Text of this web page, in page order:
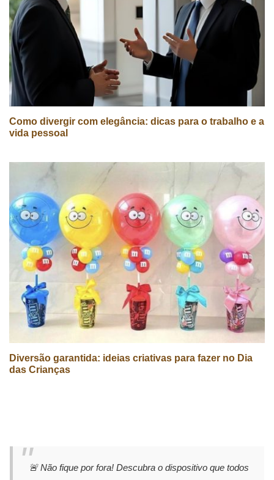
Como divergir com elegância: dicas para o trabalho e a
vida pessoal
Diversão garantida: ideias criativas para fazer no Dia
das Crianças
🚨 Não fique por fora! Descubra o dispositivo que todos